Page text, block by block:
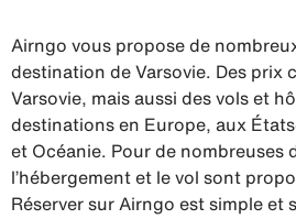
Airngo vous propose de
destination de Varsovie. Des prix
Varsovie, mais aussi des vols et
destinations en Europe, aux
et Océanie. Pour de nombreuses
l’hébergement et le vol sont
Réserver sur Airngo est simple et